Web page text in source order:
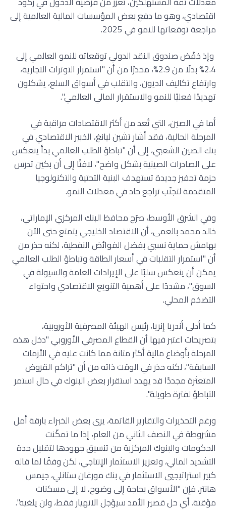
اقتصادي، وهو ما دفع بعض المؤسسات المالية العالمية إلى
مراجعة توقعاتها للنمو في 2025.
وإذ خفّض صندوق النقد الدولي توقعاته للنمو العالمي إلى
2.4% بدلًا من 2.9%، محذرًا من أن "استمرار التوترات التجارية،
وارتفاع تكاليف الديون، والتقلب في أسواق السلع، يشكلون
تهديدًا فعليًا للنمو والاستقرار المالي العالمي".
أما في الصين، التي تُعد من أكثر الاقتصادات مراقبة في
المرحلة الحالية، فقد أشار تشين ليانغ، الخبير الاقتصادي في
بنك الصين الشعبي، إلى أن "تباطؤ الطلب العالمي بدأ ينعكس
على الصادرات الصينية بشكل واضح"، لافتًا إلى أن بكين تدرس
حزمة تحفيز جديدة تستهدف البنية التحتية والتكنولوجيا
المتقدمة لتجنّب تراجع حاد في معدلات النمو.
وفي الشرق الأوسط، صرّح محافظ البنك المركزي الإماراتي،
خالد محمد بالعمى، أن الاقتصاد الخليجي يتمتع حتى الآن
بهامش حماية نسبي بفضل الفوائض النفطية، لكنه حذر من
أن "استمرار التقلبات في أسعار الطاقة وتباطؤ الطلب العالمي
يمكن أن ينعكس سلبًا على الإيرادات العامة والسيولة في
السوق"، مشددًا على أهمية التنويع الاقتصادي واحتواء
التضخم المحلي.
كما أدلى أندريا إنريا، رئيس الهيئة المصرفية الأوروبية،
بتصريحات اعتبر فيها أن القطاع المصرفي الأوروبي "دخل هذه
المرحلة بأوضاع مالية أكثر متانة مما كانت عليه في الأزمات
السابقة"، لكنه حذر في الوقت ذاته من أن "تراكم القروض
المتعثرة مجددًا قد يهدد استقرار بعض البنوك في حال استمر
التباطؤ لفترة طويلة".
ورغم التحذيرات والتقارير القاتمة، يرى بعض الخبراء بارقة أمل
مشروطة في النصف الثاني من العام، إذا ما تمكّنت
الحكومات والبنوك المركزية من تنسيق جهودها لتقليل حدة
التشديد المالي، وتعزيز الاستثمار الإنتاجي، لكن وفقًا لما قاله
كبير استراتيجيي الاستثمار في بنك مورغان ستانلي، جيمس
هانتر، فإن "الأسواق بحاجة إلى وضوح، لا إلى مسكنات
مؤقتة. أي حل قصير الأمد سيؤجل الانهيار فقط، ولن يلغيه".